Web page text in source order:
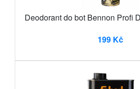
Deodorant do bot Bennon Profi
199 Kč